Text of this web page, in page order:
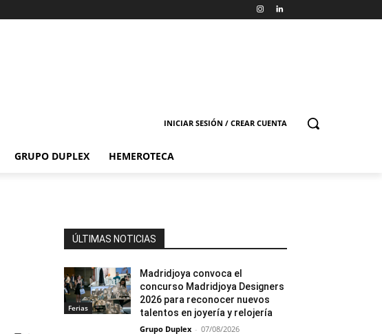
INICIAR SESIÓN / CREAR CUENTA
GRUPO DUPLEX HEMEROTECA
ÚLTIMAS NOTICIAS
Ferias
Madridjoya convoca el
concurso Madridjoya Designers
2026 para reconocer nuevos
talentos en joyería y relojería
Grupo Duplex - 07/08/2026